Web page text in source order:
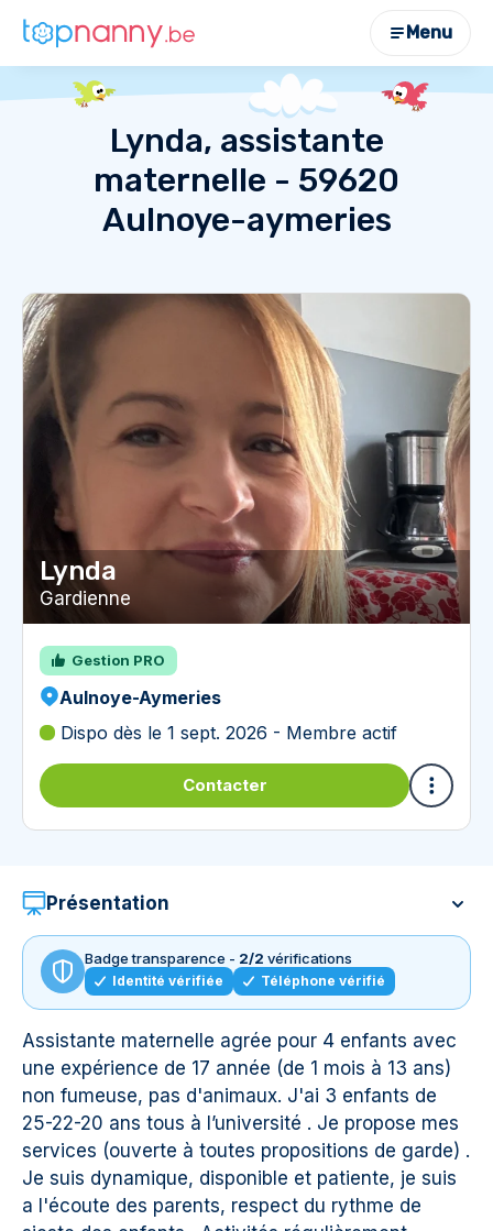
Menu
Lynda, assistante
maternelle - 59620
Aulnoye-aymeries
Présentation
Badge transparence - 2/2 vérifications
Identité vérifiée Téléphone vérifié
Assistante maternelle agrée pour 4 enfants avec
une expérience de 17 année (de 1 mois à 13 ans)
non fumeuse, pas d'animaux. J'ai 3 enfants de
25-22-20 ans tous à l’université . Je propose mes
services (ouverte à toutes propositions de garde) .
Je suis dynamique, disponible et patiente, je suis
a l'écoute des parents, respect du rythme de
Lynda
Gardienne
Gestion PRO
Aulnoye-Aymeries
Dispo dès le 1 sept. 2026 - Membre actif
Contacter